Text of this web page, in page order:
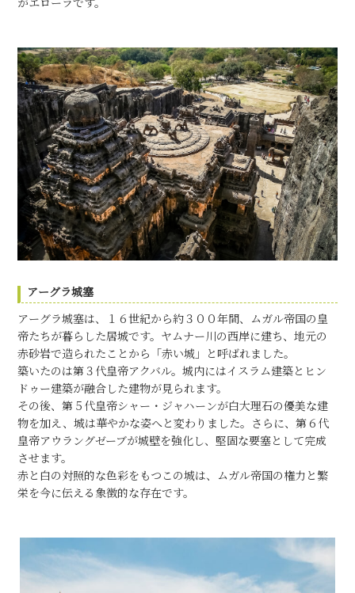
がエローラです。
アーグラ城塞
アーグラ城塞は、１６世紀から約３００年間、ムガル帝国の皇
帝たちが暮らした居城です。ヤムナー川の西岸に建ち、地元の
赤砂岩で造られたことから「赤い城」と呼ばれました。
築いたのは第３代皇帝アクバル。城内にはイスラム建築とヒン
ドゥー建築が融合した建物が見られます。
その後、第５代皇帝シャー・ジャハーンが白大理石の優美な建
物を加え、城は華やかな姿へと変わりました。さらに、第６代
皇帝アウラングゼーブが城壁を強化し、堅固な要塞として完成
させます。
赤と白の対照的な色彩をもつこの城は、ムガル帝国の権力と繁
栄を今に伝える象徴的な存在です。